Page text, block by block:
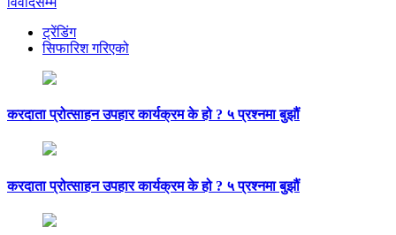
ट्रेंडिंग
सिफारिश गरिएको
करदाता प्रोत्साहन उपहार कार्यक्रम के हो ? ५ प्रश्नमा बुझौं
करदाता प्रोत्साहन उपहार कार्यक्रम के हो ? ५ प्रश्नमा बुझौं